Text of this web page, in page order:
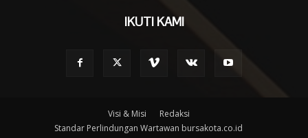
IKUTI KAMI
Visi & Misi
Redaksi
Standar Perlindungan Wartawan bursakota.co.id